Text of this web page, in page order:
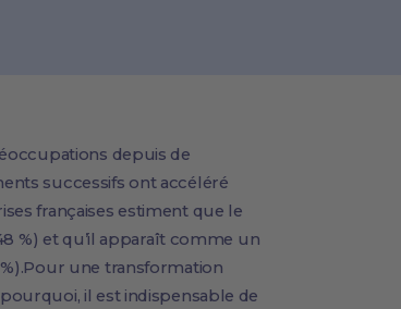
depuis de
successifs ont accéléré
françaises estiment que le
%) et qu’il apparaît comme un
une transformation
il est indispensable de